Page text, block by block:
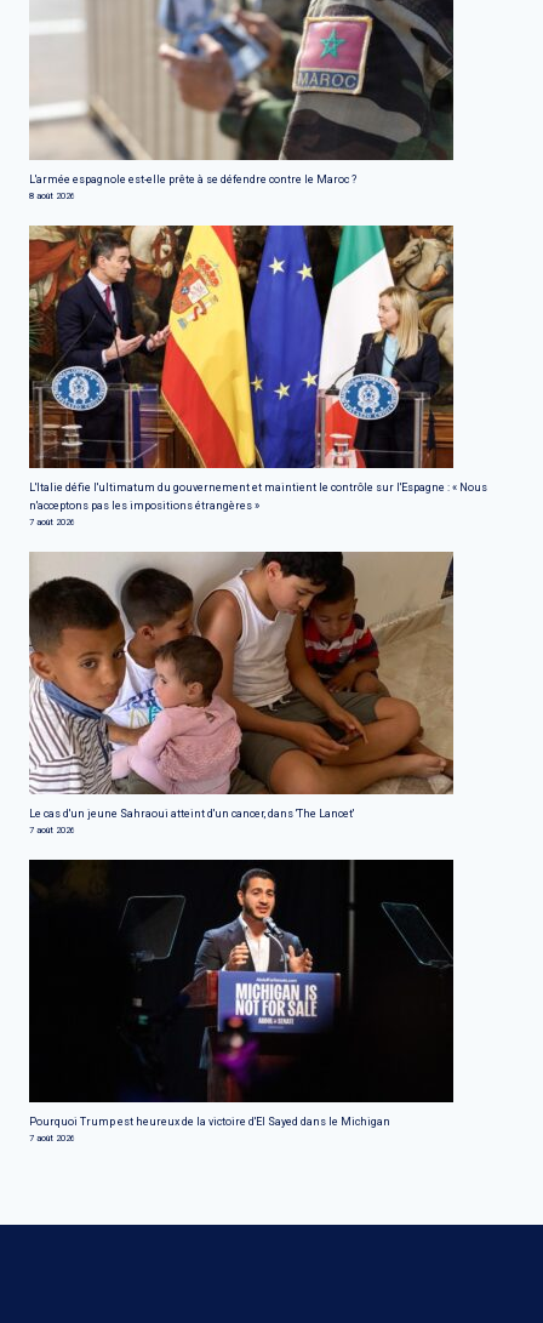
L'armée espagnole est-elle prête à se défendre contre le Maroc ?
8 août 2026
L'Italie défie l'ultimatum du gouvernement et maintient le contrôle sur l'Espagne : « Nous
n'acceptons pas les impositions étrangères »
7 août 2026
Le cas d'un jeune Sahraoui atteint d'un cancer, dans 'The Lancet'
7 août 2026
Pourquoi Trump est heureux de la victoire d'El Sayed dans le Michigan
7 août 2026